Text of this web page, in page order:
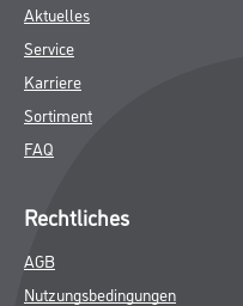
Aktuelles
Service
Karriere
Sortiment
FAQ
Rechtliches
AGB
Nutzungsbedingungen